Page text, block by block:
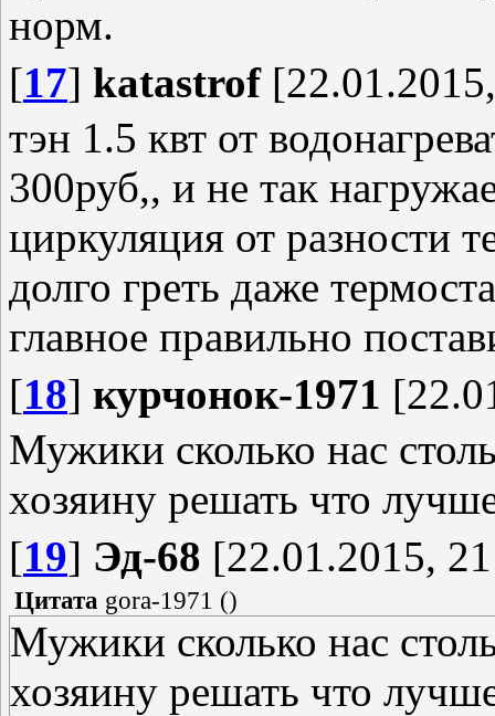
норм.
[17] katastrof
тэн 1.5 квт от
300руб,, и не так
циркуляция от разности
долго греть даже
главное правильно
[18] курчонок-1971
Мужики сколько нас
хозяину решать что
[19] Эд-68 [22.01.2015,
Цитата gora-1971 ()
Мужики сколько нас
хозяину решать что